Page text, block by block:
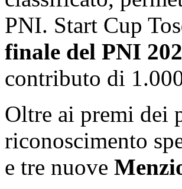
PNI. Start Cup
finale del PNI
contributo di
Oltre ai premi dei
riconoscimento
e tre nuove